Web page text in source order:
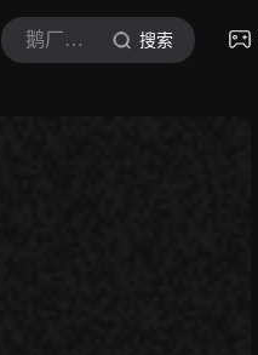
鹅厂体育广播员 搜索